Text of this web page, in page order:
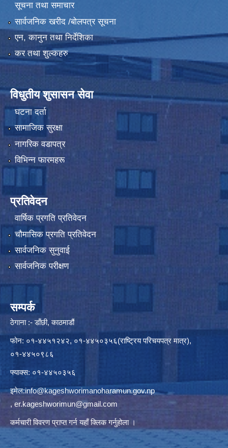
सूचना तथा समाचार
सार्वजनिक खरीद /बोलपत्र सूचना
एन, कानुन तथा निर्देशिका
कर तथा शुल्कहरु
विधुतीय शुसासन सेवा
घटना दर्ता
सामाजिक सुरक्षा
नागरिक वडापत्र
विभिन्न फारमहरू
प्रतिवेदन
वार्षिक प्रगति प्रतिवेदन
चौमासिक प्रगति प्रतिवेदन
सार्वजनिक सुनुवाई
सार्वजनिक परीक्षण
सम्पर्क
ठेगाना :- डाँछी, काठमाडौं
फोन: ०१-४४५१२४२, ०१-४४५०३५६(राष्ट्रिय परिचयपत्र मात्र),
०१-४४५०९८६
फ्याक्स: ०१-४४५०३५६
इमेल:info@kageshworimanoharamun.gov.np
, er.kageshworimun@gmail.com
कर्मचारी विवरण प्राप्त गर्नयहाँ क्लिकगर्नुहोला ।